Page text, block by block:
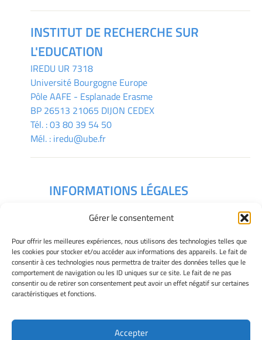
Gérer le consentement
Pour offrir les meilleures expériences, nous utilisons des technologies telles que
les cookies pour stocker et/ou accéder aux informations des appareils. Le fait de
consentir à ces technologies nous permettra de traiter des données telles que le
comportement de navigation ou les ID uniques sur ce site. Le fait de ne pas
consentir ou de retirer son consentement peut avoir un effet négatif sur certaines
caractéristiques et fonctions.
Accepter
INSTITUT DE RECHERCHE SUR
L'EDUCATION
IREDU UR 7318
Université Bourgogne Europe
Pôle AAFE - Esplanade Erasme
BP 26513 21065 DIJON CEDEX
Tél. :03 80 39 54 50
Mél. : iredu@ube.fr
INFORMATIONS LÉGALES
Gérer mes cookies
Déclaration de confidentialité
Politique des cookies
Avertissement
Télécharger le plan des campus